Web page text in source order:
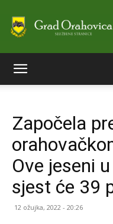
Započela
Ove jeseni
sjest će 39
12 ožujka, 2022 - 20:26